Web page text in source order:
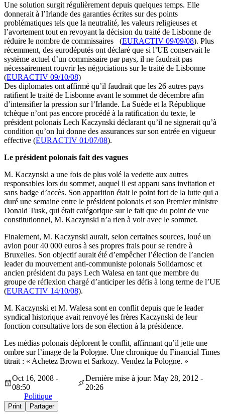
Une solution surgit régulièrement depuis quelques temps. Elle
donnerait à l’Irlande des garanties écrites sur des points
problématiques tels que la neutralité, les valeurs religieuses et
l’avortement tout en revoyant la décision du traité de Lisbonne de
réduire le nombre de commissaires (EURACTIV 09/09/08). Plus
récemment, des eurodéputés ont déclaré que si l’UE conservait le
système actuel d’un commissaire par pays, il ne faudrait pas
nécessairement rouvrir les négociations sur le traité de Lisbonne
(EURACTIV 09/10/08)
Des diplomates ont affirmé qu’il faudrait que les 26 autres pays
ratifient le traité de Lisbonne avant le sommet de décembre afin
d’intensifier la pression sur l’Irlande. La Suède et la République
tchèque n’ont pas encore procédé à la ratification du texte, le
président polonais Lech Kaczynski déclarant qu’il ne signerait qu’à
condition qu’on lui donne des assurances sur son entrée en vigueur
effective (EURACTIV 01/07/08).
Le président polonais fait des vagues
M. Kaczynski a une fois de plus volé la vedette aux autres
responsables lors du sommet, auquel il est apparu sans invitation et
sans badge d’accès. Son apparition était le point fort de la lutte qui a
duré une semaine entre le président polonais et son Premier ministre
Donald Tusk, qui était catégorique sur le fait que du point de vue
constitutionnel, M. Kaczynski n’a rien à voir avec le sommet.
Finalement, M. Kaczynski aurait, selon certaines sources, loué un
avion pour 40 000 euros à ses propres frais pour se rendre à
Bruxelles. Son objectif aurait été d’empêcher l’élection de l’ancien
leader du mouvement anti-communiste polonais Solidarnosc et
ancien président du pays Lech Walesa en tant que membre du
groupe de réflexion chargé d’anticiper les défis à long terme de l’UE
(EURACTIV 14/10/08).
M. Kaczynski et M. Walesa sont en conflit depuis que le leader
syndical historique avait renvoyé les frères Kaczynski de leur
fonction consultative lors de son élection à la présidence.
Les médias polonais déplorent le conflit, affirmant qu’il jette une
ombre sur l’image de la Pologne. Une chronique du Financial Times
titrait : « Achetez Brown et Sarkozy. Vendez la Pologne. »
Oct 16, 2008 -
08:50
Dernière mise à jour: May 28, 2012 -
20:26
Politique
Print Partager